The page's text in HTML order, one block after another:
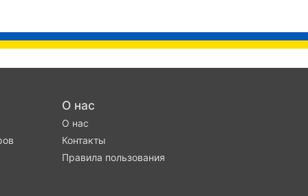
О нас
О нас
Контакты
Правила пользования